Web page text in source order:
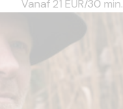
Vanaf 21 EUR/30 min.